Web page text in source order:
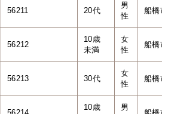
56211 20代
男
性
船橋市
56212
10歳
未満
女
性
船橋市
56213 30代
女
性
船橋市
10歳
男